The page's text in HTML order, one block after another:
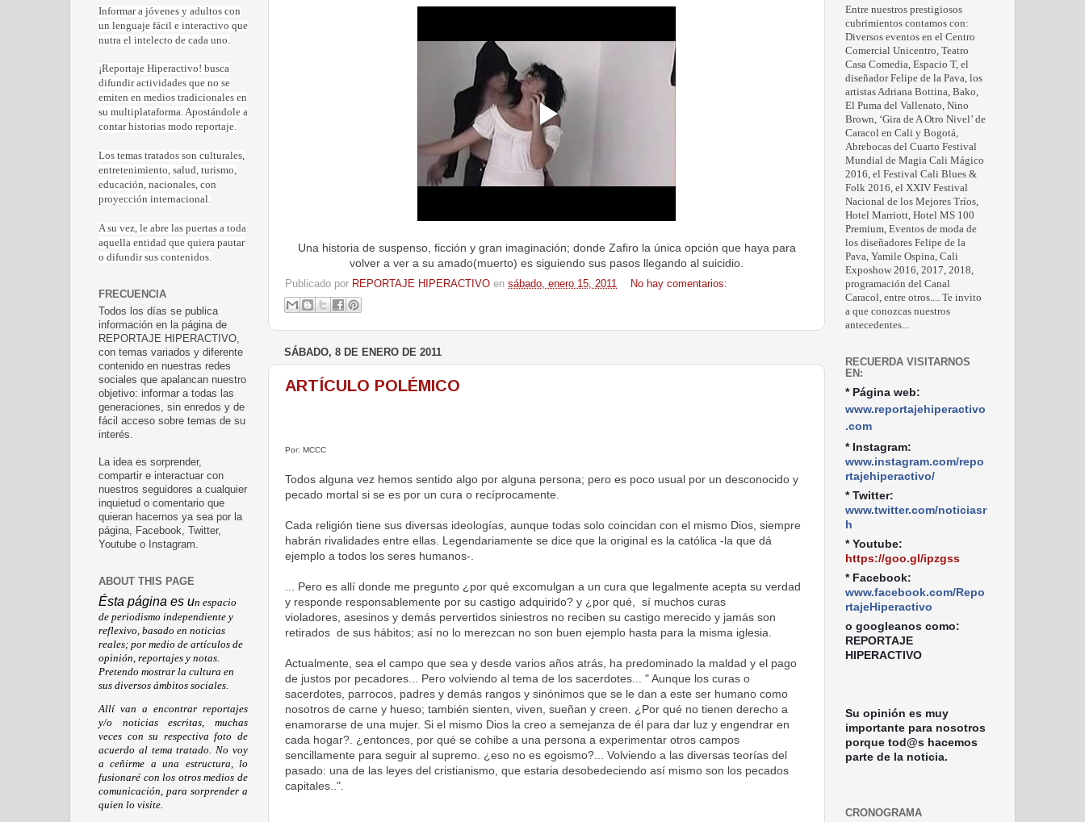
Una historia de suspenso, ficción y gran imaginación; donde Zafiro la única opción que haya para
volver a ver a su amado(muerto) es siguiendo sus pasos llegando al suicidio.
Publicado por REPORTAJE HIPERACTIVO en sábado, enero 15, 2011 No hay comentarios:
SÁBADO, 8 DE ENERO DE 2011
ARTÍCULO POLÉMICO
Por: MCCC
Todos alguna vez hemos sentido algo por alguna persona; pero es poco usual por un desconocido y
pecado mortal si se es por un cura o recíprocamente.
Cada religión tiene sus diversas ideologías, aunque todas solo coincidan con el mismo Dios, siempre
habrán rivalidades entre ellas. Legendariamente se dice que la original es la católica -la que dá
ejemplo a todos los seres humanos-.
... Pero es allí donde me pregunto ¿por qué excomulgan a un cura que legalmente acepta su verdad
y responde responsablemente por su castigo adquirido? y ¿por qué, sí muchos curas
violadores, asesinos y demás pervertidos siniestros no reciben su castigo merecido y jamás son
retirados de sus hábitos; así no lo merezcan no son buen ejemplo hasta para la misma iglesia.
Actualmente, sea el campo que sea y desde varios años atrás, ha predominado la maldad y el pago
de justos por pecadores... Pero volviendo al tema de los sacerdotes... " Aunque los curas o
sacerdotes, parrocos, padres y demás rangos y sinónimos que se le dan a este ser humano como
nosotros de carne y hueso; también sienten, viven, sueñan y creen. ¿Por qué no tienen derecho a
enamorarse de una mujer. Si el mismo Dios la creo a semejanza de él para dar luz y engendrar en
cada hogar?. ¿entonces, por qué se cohibe a una persona a experimentar otros campos
sencillamente para seguir al supremo. ¿eso no es egoismo?... Volviendo a las diversas teorías del
pasado: una de las leyes del cristianismo, que estaria desobedeciendo así mismo son los pecados
capitales..".
Informar a jóvenes y adultos con
un lenguaje fácil e interactivo que
nutra el intelecto de cada uno.
¡Reportaje Hiperactivo! busca
difundir actividades que no se
emiten en medios tradicionales en
su multiplataforma. Apostándole a
contar historias modo reportaje.
Los temas tratados son culturales,
entretenimiento, salud, turismo,
educación, nacionales, con
proyección internacional.
A su vez, le abre las puertas a toda
aquella entidad que quiera pautar
o difundir sus contenidos.
FRECUENCIA
Todos los días se publica
información en la página de
REPORTAJE HIPERACTIVO,
con temas variados y diferente
contenido en nuestras redes
sociales que apalancan nuestro
objetivo: informar a todas las
generaciones, sin enredos y de
fácil acceso sobre temas de su
interés.
La idea es sorprender,
compartir e interactuar con
nuestros seguidores a cualquier
inquietud o comentario que
quieran hacernos ya sea por la
página, Facebook, Twitter,
Youtube o Instagram.
ABOUT THIS PAGE
Ésta página es un espacio
de periodismo independiente y
reflexivo, basado en noticias
reales; por medio de artículos de
opinión, reportajes y notas.
Pretendo mostrar la cultura en
sus diversos ámbitos sociales.
Allí van a encontrar reportajes
y/o noticias escritas, muchas
veces con su respectiva foto de
acuerdo al tema tratado. No voy
a ceñirme a una estructura, lo
fusionaré con los otros medios de
comunicación, para sorprender a
quien lo visite.
Entre nuestros prestigiosos
cubrimientos contamos con:
Diversos eventos en el Centro
Comercial Unicentro, Teatro
Casa Comedia, Espacio T, el
diseñador Felipe de la Pava, los
artistas Adriana Bottina, Bako,
El Puma del Vallenato, Nino
Brown, ‘Gira de A Otro Nivel’ de
Caracol en Cali y Bogotá,
Abrebocas del Cuarto Festival
Mundial de Magia Cali Mágico
2016, el Festival Cali Blues &
Folk 2016, el XXIV Festival
Nacional de los Mejores Tríos,
Hotel Marriott, Hotel MS 100
Premium, Eventos de moda de
los diseñadores Felipe de la
Pava, Yamile Ospina, Cali
Exposhow 2016, 2017, 2018,
programación del Canal
Caracol, entre otros.... Te invito
a que conozcas nuestros
antecedentes...
RECUERDA VISITARNOS
EN:
* Página web:
www.reportajehiperactivo
.com
* Instagram:
www.instagram.com/repo
rtajehiperactivo/
* Twitter:
www.twitter.com/noticiasr
h
* Youtube:
https://goo.gl/ipzgss
* Facebook:
www.facebook.com/Repo
rtajeHiperactivo
o googleanos como:
REPORTAJE
HIPERACTIVO
Su opinión es muy
importante para nosotros
porque tod@s hacemos
parte de la noticia.
CRONOGRAMA